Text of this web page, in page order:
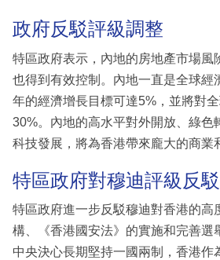
政府反駁評級調整
特區政府表示，內地的房地產市場風
也得到有效控制。內地一直是全球經
年的經濟增長目標可達5%，並將對
30%。內地的高水平對外開放、綠色
科技發展，將為香港帶來龐大的商業
特區政府對穆迪評級反駁
特區政府進一步反駁穆迪對香港的高
構、《香港國安法》的實施和完善選
中央決心長期堅持一國兩制，香港作